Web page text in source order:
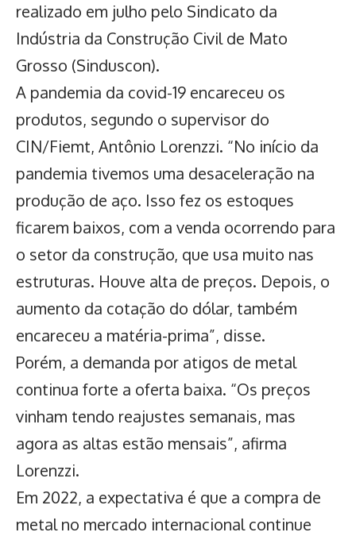
realizado em julho pelo Sindicato da
Indústria da Construção Civil de Mato
Grosso (Sinduscon).
A pandemia da covid-19 encareceu os
produtos, segundo o supervisor do
CIN/Fiemt, Antônio Lorenzzi. “No início da
pandemia tivemos uma desaceleração na
produção de aço. Isso fez os estoques
ficarem baixos, com a venda ocorrendo para
o setor da construção, que usa muito nas
estruturas. Houve alta de preços. Depois, o
aumento da cotação do dólar, também
encareceu a matéria-prima”, disse.
Porém, a demanda por atigos de metal
continua forte a oferta baixa. “Os preços
vinham tendo reajustes semanais, mas
agora as altas estão mensais”, afirma
Lorenzzi.
Em 2022, a expectativa é que a compra de
metal no mercado internacional continue